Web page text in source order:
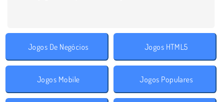
Jogos De Negócios Jogos HTML5
Jogos Mobile Jogos Populares